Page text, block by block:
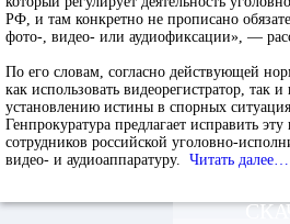
РФ, и там конкретно не прописано
фото-, видео- или аудиофиксации», —
По его словам, согласно действующей
как использовать видеорегистратор, так
установлению истины в спорных
Генпрокуратура предлагает исправить
сотрудников российской уголовно-
видео- и аудиоаппаратуру. Читать далее…